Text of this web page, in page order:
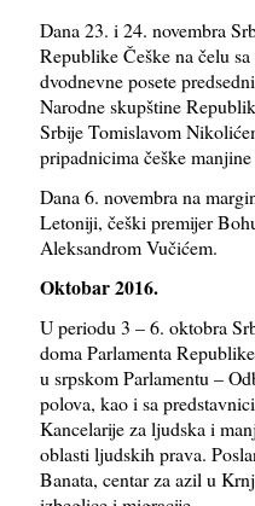
Dana 23. i 24. novembra
Republike Češke na čelu
dvodnevne posete
Narodne skupštine
Srbije Tomislavom
pripadnicima češke
Dana 6. novembra na
Letoniji, češki premijer
Aleksandrom Vučićem.
Oktobar 2016.
U periodu 3 – 6. oktobra
doma Parlamenta
u srpskom Parlamentu –
polova, kao i sa
Kancelarije za ljudska i
oblasti ljudskih prava.
Banata, centar za azil u